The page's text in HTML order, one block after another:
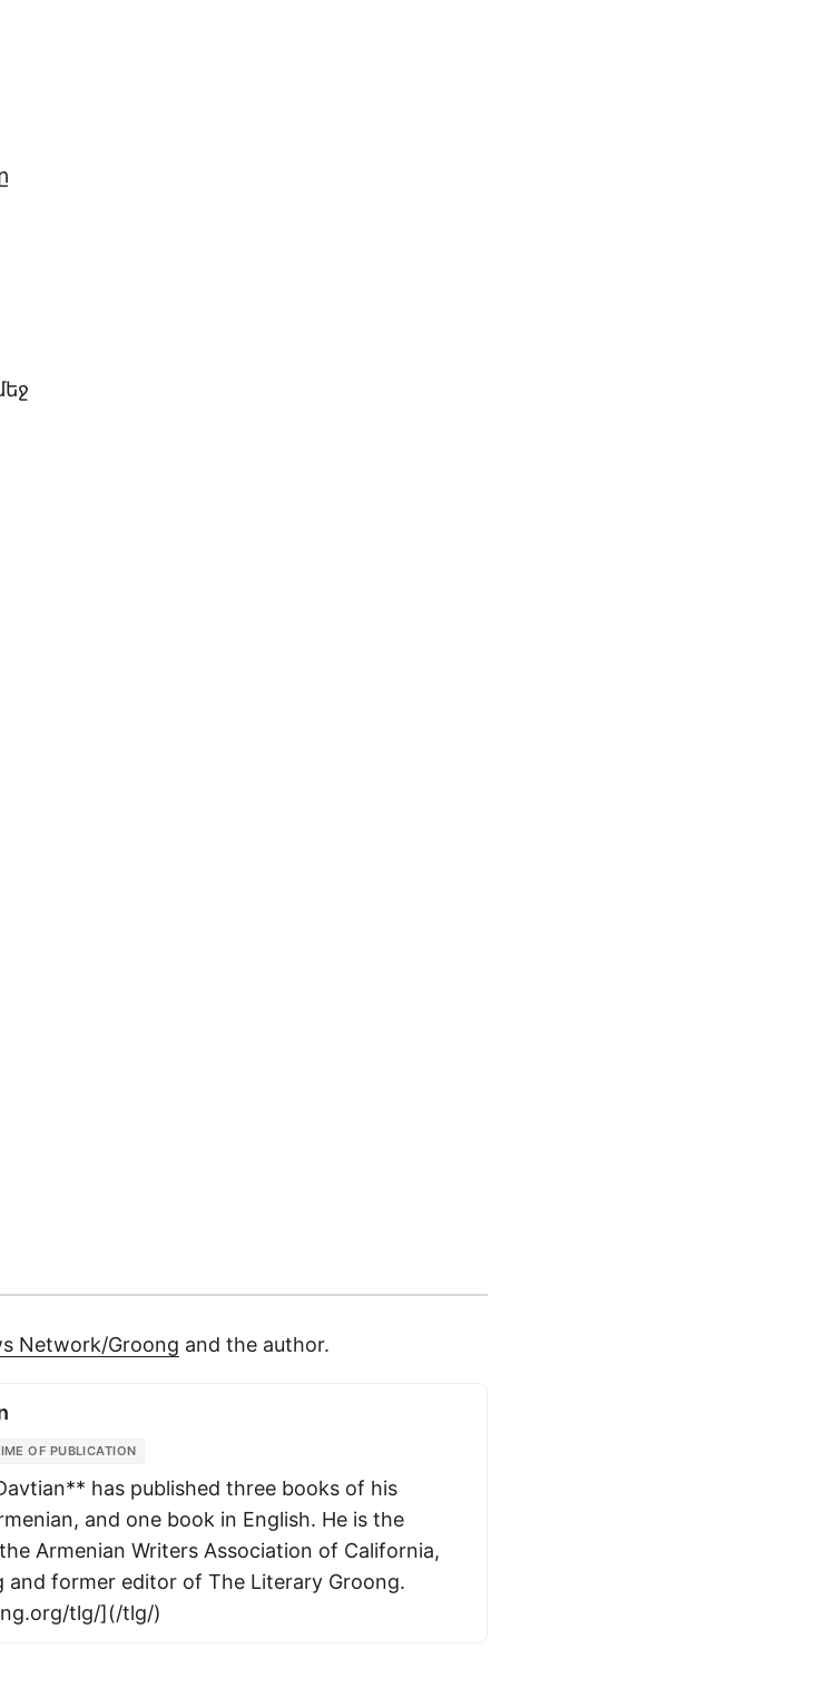
Network/Groong and the author.
OF PUBLICATION
has published three books of his
and one book in English. He is the
Armenian Writers Association of California,
and former editor of The Literary Groong.
tlg/](/tlg/)